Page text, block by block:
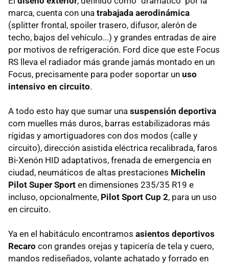
marca, cuenta con una trabajada aerodinámica
(splitter frontal, spoiler trasero, difusor, alerón de
techo, bajos del vehículo...) y grandes entradas de aire
por motivos de refrigeración. Ford dice que este Focus
RS lleva el radiador más grande jamás montado en un
Focus, precisamente para poder soportar un uso
intensivo en circuito.
A todo esto hay que sumar una suspensión deportiva
com muelles más duros, barras estabilizadoras más
rígidas y amortiguadores con dos modos (calle y
circuito), dirección asistida eléctrica recalibrada, faros
Bi-Xenón HID adaptativos, frenada de emergencia en
ciudad, neumáticos de altas prestaciones Michelin
Pilot Super Sport en dimensiones 235/35 R19 e
incluso, opcionalmente, Pilot Sport Cup 2, para un uso
en circuito.
Ya en el habitáculo encontramos asientos deportivos
Recaro con grandes orejas y tapicería de tela y cuero,
mandos rediseñados, volante achatado y forrado en